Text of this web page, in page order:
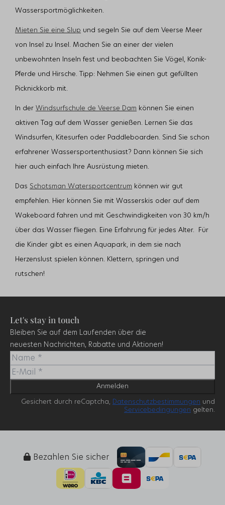
Wassersportmöglichkeiten.
Mieten Sie eine Slup und segeln Sie auf dem Veerse Meer
von Insel zu Insel. Machen Sie an einer der vielen
unbewohnten Inseln fest und beobachten Sie Vögel, Konik-
Pferde und Hirsche. Tipp: Nehmen Sie einen gut gefüllten
Picknickkorb mit.
In derWindsurfschule de Veerse Dam können Sie einen
aktiven Tag auf dem Wasser genießen. Lernen Sie das
Windsurfen, Kitesurfen oder Paddleboarden. Sind Sie schon
erfahrener Wassersportenthusiast? Dann können Sie sich
hier auch einfach Ihre Ausrüstung mieten.
Das Schotsman Watersportcentrum können wir gut
empfehlen. Hier können Sie mit Wasserskis oder auf dem
Wakeboard fahren und mit Geschwindigkeiten von 30 km/h
über das Wasser fliegen. Eine Erfahrung für jedes Alter. Für
die Kinder gibt es einen Aquapark, in dem sie nach
Herzenslust spielen können. Klettern, springen und
rutschen!
Let's stay in touch
Bleiben Sie auf dem Laufenden über die
neuesten Nachrichten, Rabatte und Aktionen!
Anmelden
Gesichert durch reCaptcha, Datenschutzbestimmungen und
Servicebedingungen gelten.
Bezahlen Sie sicher